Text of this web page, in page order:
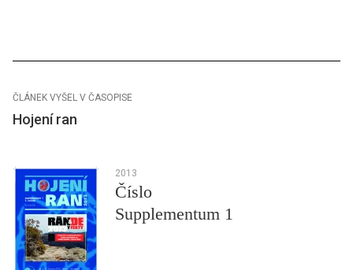
ČLÁNEK VYŠEL V ČASOPISE
Hojení ran
2013
Číslo
Supplementum 1